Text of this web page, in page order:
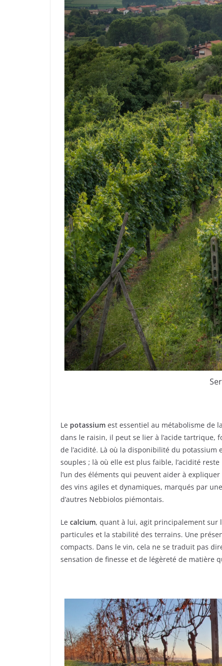
Le potassium est essentiel au métabolisme de
dans le raisin, il peut se lier à l’acide
de l’acidité. Là où la disponibilité du
souples ; là où elle est plus faible, l’acidité
l’un des éléments qui peuvent aider à
des vins agiles et dynamiques, marqués par
d’autres Nebbiolos piémontais.
Le calcium, quant à lui, agit principalement sur
particules et la stabilité des terrains. Une
compacts. Dans le vin, cela ne se traduit pas
sensation de finesse et de légèreté de matière